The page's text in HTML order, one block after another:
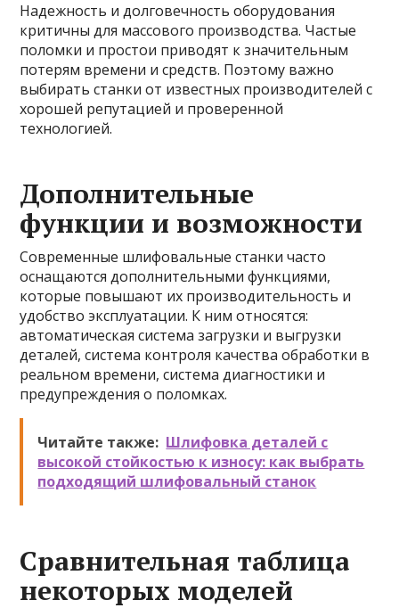
Надежность и долговечность оборудования
критичны для массового производства. Частые
поломки и простои приводят к значительным
потерям времени и средств. Поэтому важно
выбирать станки от известных производителей с
хорошей репутацией и проверенной
технологией.
Дополнительные
функции и возможности
Современные шлифовальные станки часто
оснащаются дополнительными функциями,
которые повышают их производительность и
удобство эксплуатации. К ним относятся:
автоматическая система загрузки и выгрузки
деталей, система контроля качества обработки в
реальном времени, система диагностики и
предупреждения о поломках.
Читайте также: Шлифовка деталей с
высокой стойкостью к износу: как выбрать
подходящий шлифовальный станок
Сравнительная таблица
некоторых моделей